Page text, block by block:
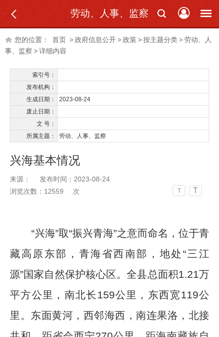
劳动、人事、监察
您的位置： 首页 >政府信息公开>政策>按主题分类>劳动、人
事、监察 >详细内容
索引号：
发布机构：
生成日期：
2023-08-24
废止日期：
文 号：
所属主题：
劳动、人事、监察
兴海基本情况
来源：
发布时间：2023-08-24
浏览次数： 12559 次 T T
“兴海”取“振兴青海”之意而命名，位于青
藏高原东部，青海省西南部，地处 “三江
源”国家自然保护核心区。全县总面积1.21万
平方公里，南北长 159公里，东西宽119公
里。东面黄河，西邻海西，南连果洛，北接